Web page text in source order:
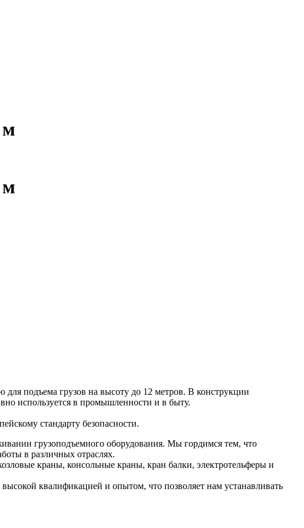
м
м
подъема грузов на высоту до 12 метров. В конструкции
используется в промышленности и в быту.
стандарту безопасности.
грузоподъемного оборудования. Мы гордимся тем, что
в различных отраслях.
краны, консольные краны, кран балки, электротельферы и
квалификацией и опытом, что позволяет нам устанавливать